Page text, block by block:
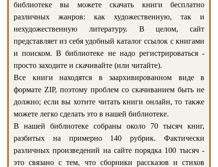
библиотеке вы можете скачать книги бесплатно
различных жанров: как художественную, так и
нехудожественную литературу. В целом, сайт
представляет из себя удобный каталог ссылок с книгами
и поиском. В библиотеке не надо регистрироваться -
просто заходите и скачивайте (или читайте).
Все книги находятся в заархивированном виде в
формате ZIP, поэтому проблем со скачиванием быть не
должно; если вы хотите читать книги онлайн, то также
можете легко сделать это в нашей библиотеке.
В нашей библиотеке собраны около 70 тысяч книг,
разбитых на примерно 140 рубрик. Фактически
различных произведений на сайте порядка 100 тысяч -
это связано с тем, что сборники рассказов и стихов